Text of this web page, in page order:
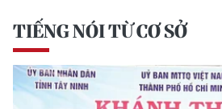
TIẾNG NÓI TỪ CƠ SỞ